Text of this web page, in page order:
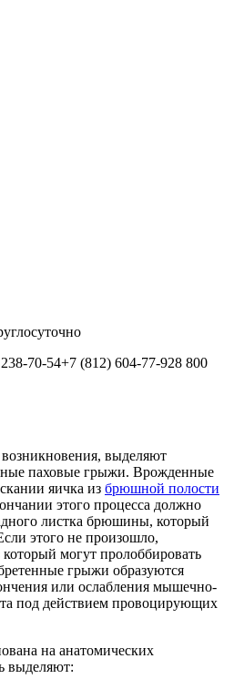
70-54+7 (812) 604-77-928 800
выделяют
паховые грыжи. Врожденные
яичка из брюшной полости
этого процесса должно
листка брюшины, который
этого не произошло,
могут пролоббировать
грыжи образуются
или ослабления мышечно-
под действием провоцирующих
на анатомических
выделяют: